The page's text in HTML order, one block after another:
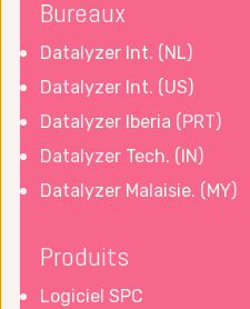
Bureaux
Datalyzer Int. (NL)
Datalyzer Int. (US)
Datalyzer Iberia (PRT)
Datalyzer Tech. (IN)
Datalyzer Malaisie. (MY)
Produits
Logiciel SPC